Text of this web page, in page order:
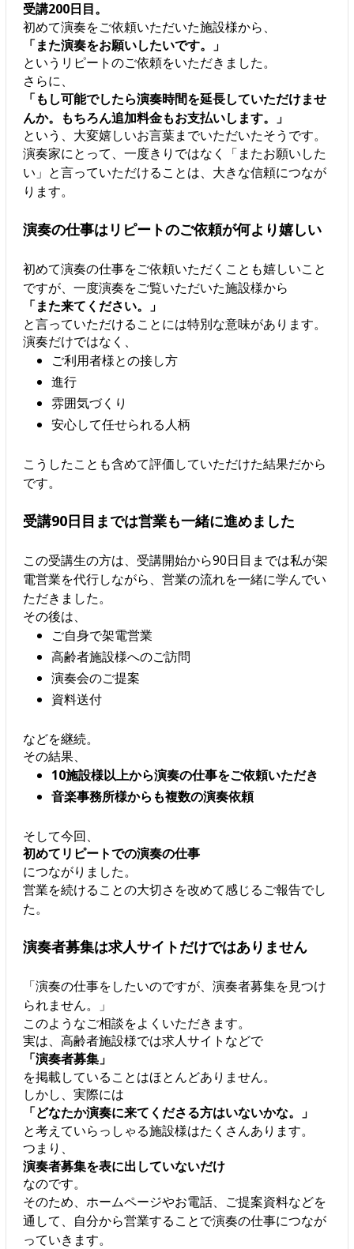
受講200日目。
初めて演奏をご依頼いただいた施設様から、
「また演奏をお願いしたいです。」
というリピートのご依頼をいただきました。
さらに、
「もし可能でしたら演奏時間を延長していただけませ
んか。もちろん追加料金もお支払いします。」
という、大変嬉しいお言葉までいただいたそうです。
演奏家にとって、一度きりではなく「またお願いした
い」と言っていただけることは、大きな信頼につなが
ります。
演奏の仕事はリピートのご依頼が何より嬉しい
初めて演奏の仕事をご依頼いただくことも嬉しいこと
ですが、一度演奏をご覧いただいた施設様から
「また来てください。」
と言っていただけることには特別な意味があります。
演奏だけではなく、
ご利用者様との接し方
進行
雰囲気づくり
安心して任せられる人柄
こうしたことも含めて評価していただけた結果だから
です。
受講90日目までは営業も一緒に進めました
この受講生の方は、受講開始から90日目までは私が架
電営業を代行しながら、営業の流れを一緒に学んでい
ただきました。
その後は、
ご自身で架電営業
高齢者施設様へのご訪問
演奏会のご提案
資料送付
などを継続。
その結果、
10施設様以上から演奏の仕事をご依頼いただき
音楽事務所様からも複数の演奏依頼
そして今回、
初めてリピートでの演奏の仕事
につながりました。
営業を続けることの大切さを改めて感じるご報告でし
た。
演奏者募集は求人サイトだけではありません
「演奏の仕事をしたいのですが、演奏者募集を見つけ
られません。」
このようなご相談をよくいただきます。
実は、高齢者施設様では求人サイトなどで
「演奏者募集」
を掲載していることはほとんどありません。
しかし、実際には
「どなたか演奏に来てくださる方はいないかな。」
と考えていらっしゃる施設様はたくさんあります。
つまり、
演奏者募集を表に出していないだけ
なのです。
そのため、ホームページやお電話、ご提案資料などを
通して、自分から営業することで演奏の仕事につなが
っていきます。